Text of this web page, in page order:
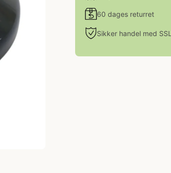
60 dages returret
Sikker handel med